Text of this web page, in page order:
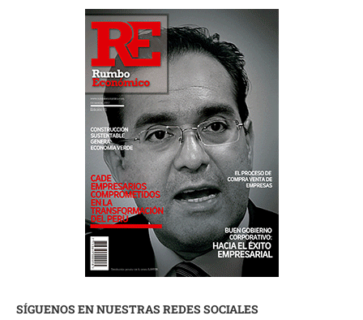
SÍGUENOS EN NUESTRAS REDES SOCIALES